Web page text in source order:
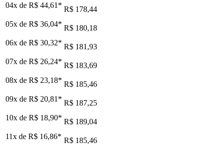
04x de R$ 44,61 * R$ 178,44
05x de R$ 36,04* R$ 180,18
06x de R$ 30,32* R$ 181,93
07x de R$ 26,24* R$ 183,69
08x de R$ 23,18* R$ 185,46
09x de R$ 20,81 * R$ 187,25
10x de R$ 18,90* R$ 189,04
11x de R$ 16,86* R$ 185,46